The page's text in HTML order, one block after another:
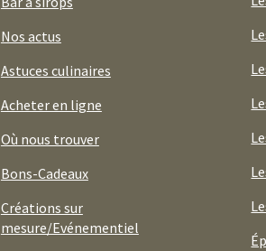
Nos actus
Astuces culinaires
Acheter en ligne
Où nous trouver
Bons-Cadeaux
Créations sur
mesure/Evénementiel